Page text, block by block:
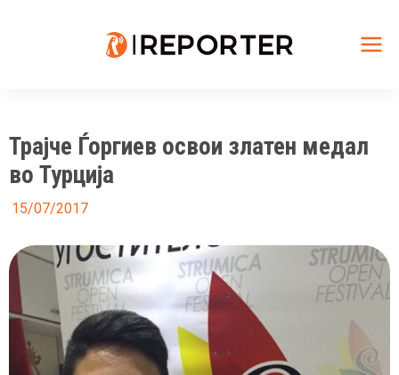
Трајче Ѓоргиев освои златен медал
во Турција
15/07/2017